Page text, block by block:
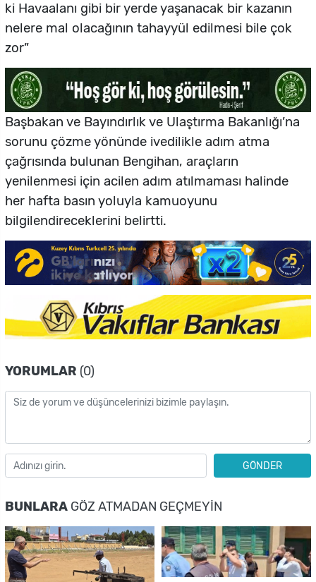
ki Havaalanı gibi bir yerde yaşanacak bir kazanın
nelere mal olacağının tahayyül edilmesi bile çok
zor”
Başbakan ve Bayındırlık ve Ulaştırma Bakanlığı’na
sorunu çözme yönünde ivedilikle adım atma
çağrısında bulunan Bengihan, araçların
yenilenmesi için acilen adım atılmaması halinde
her hafta basın yoluyla kamuoyunu
bilgilendireceklerini belirtti.
YORUMLAR (0)
GÖNDER
BUNLARA GÖZ ATMADAN GEÇMEYIN